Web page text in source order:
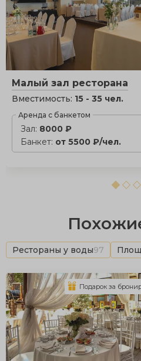
Малый зал ресторана
Вместимость: 15 - 35 чел.
Аренда с банкетом
Зал: 8000 ₽
Банкет: от 5500 ₽/чел.
Рестораны у воды97
Подарок за